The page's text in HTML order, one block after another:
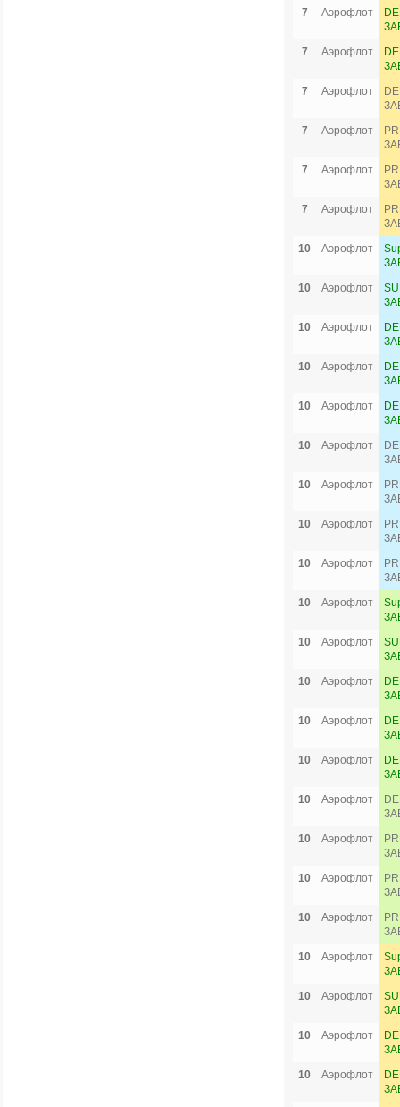
7 Аэрофлот
7
Аэрофлот
7
Аэрофлот
7
Аэрофлот
7
Аэрофлот
7
Аэрофлот
10
Аэрофлот
10
Аэрофлот
10
Аэрофлот
10
Аэрофлот
10
Аэрофлот
10
Аэрофлот
10
Аэрофлот
10
Аэрофлот
10
Аэрофлот
10
Аэрофлот
10
Аэрофлот
10
Аэрофлот
10
Аэрофлот
10
Аэрофлот
10
Аэрофлот
10
Аэрофлот
10
Аэрофлот
10
Аэрофлот
10
Аэрофлот
10
Аэрофлот
10
Аэрофлот
10
Аэрофлот